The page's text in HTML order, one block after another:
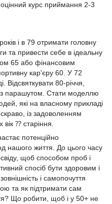
курс приймання 2-3
і в 79 отримати головну
та привести себе в ідеальну
65 або фінансовим
кар'єру 60. У 72
Відсвяткувати 80-річчя,
парашутом. Стати моделлю
які на власному прикладі
із задоволенням
⁇ старіння.
потенційно
нашого життя. До цього часу
щоб способом проб і
спосіб бути здоровим і
і самопочуття
та як підтримати сам
Що робити, щоб і у 50+ не